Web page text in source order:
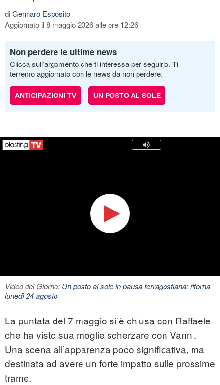
diGennaro Esposito
Aggiornato il 8 maggio 2026 alle ore 12:26
Non perdere le ultime news
Clicca sull’argomento che ti interessa per seguirlo. Ti
terremo aggiornato con le news da non perdere.
ANTICIPAZIONI TV UN POSTO AL SOLE
Video del Giorno: Un posto al sole in pausa ferragostiana: ritorna
lunedì 24 agosto
La puntata del 7 maggio si è chiusa con Raffaele
che ha visto sua moglie scherzare con Vanni.
Una scena all’apparenza poco significativa, ma
destinata ad avere un forte impatto sulle prossime
trame.